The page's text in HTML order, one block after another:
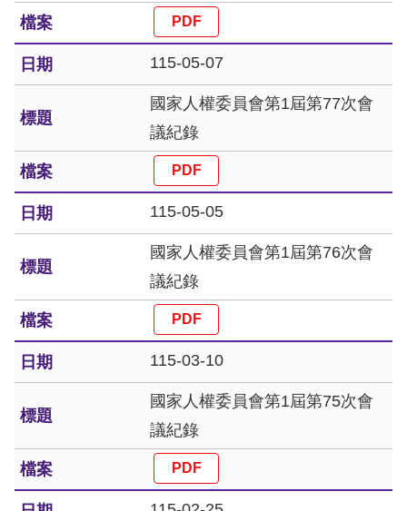
鍵
請
語
言
兒少版
回
首
頁
網
站
導
覽
115-05-07
國家人權委員會第1屆第77次會
議紀錄
115-05-05
國家人權委員會第1屆第76次會
議紀錄
115-03-10
國家人權委員會第1屆第75次會
議紀錄